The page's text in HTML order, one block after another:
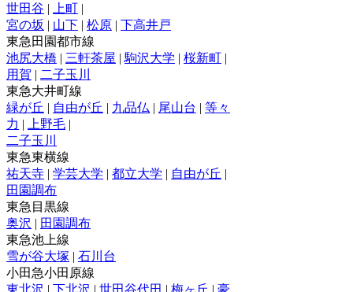
世田谷 | 上町 |
宮の坂 | 山下 | 松原 | 下高井戸
東急田園都市線
池尻大橋 | 三軒茶屋 | 駒沢大学 | 桜新町 |
用賀 | 二子玉川
東急大井町線
緑が丘 | 自由が丘 | 九品仏 | 尾山台 | 等々
力 | 上野毛 |
二子玉川
東急東横線
祐天寺 | 学芸大学 | 都立大学 | 自由が丘 |
田園調布
東急目黒線
奥沢 | 田園調布
東急池上線
雪が谷大塚 | 石川台
小田急小田原線
東北沢 | 下北沢 | 世田谷代田 | 梅ヶ丘 | 豪